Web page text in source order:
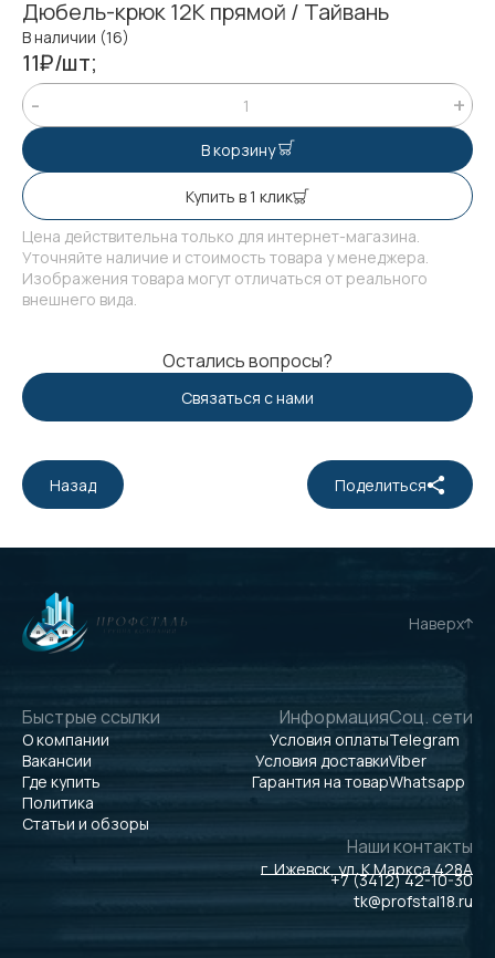
Дюбель-крюк 12К прямой / Тайвань
В наличии (16)
11₽/шт;
В корзину
Купить в 1 клик
Цена действительна только для интернет-магазина.
Уточняйте наличие и стоимость товара у менеджера.
Изображения товара могут отличаться от реального
внешнего вида.
Остались вопросы?
Связаться с нами
Назад Поделиться
Наверх
Быстрые ссылки
О компании
Вакансии
Где купить
Политика
Статьи и обзоры
Информация
Условия оплаты
Условия доставки
Гарантия на товар
Соц. сети
Telegram
Viber
Whatsapp
Наши контакты
г. Ижевск, ул. К.Маркса 428А
+7 (3412) 42-10-30
tk@profstal18.ru